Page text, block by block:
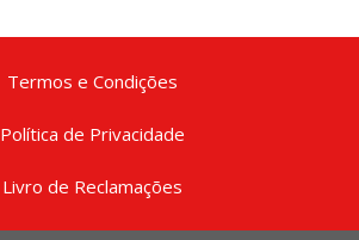
Termos e Condições
Política de Privacidade
Livro de Reclamações